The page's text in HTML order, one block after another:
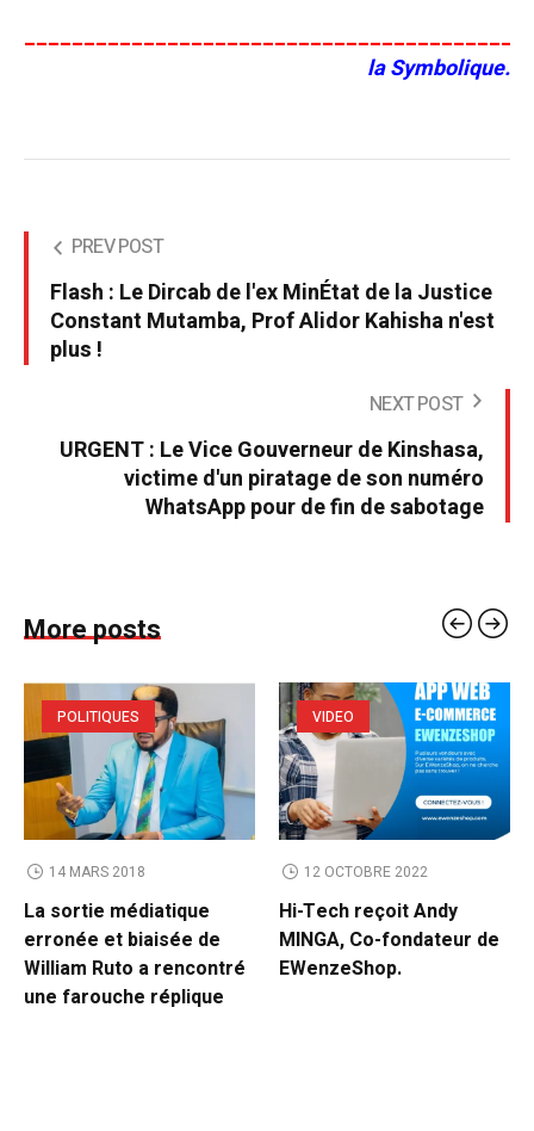
la Symbolique.
PREV POST
Flash : Le Dircab de l'ex MinÉtat de la Justice
Constant Mutamba, Prof Alidor Kahisha n'est
plus !
NEXT POST
URGENT : Le Vice Gouverneur de Kinshasa,
victime d'un piratage de son numéro
WhatsApp pour de fin de sabotage
More posts
POLITIQUES
14 MARS 2018
La sortie médiatique
erronée et biaisée de
William Ruto a rencontré
une farouche réplique
VIDEO
12 OCTOBRE 2022
Hi-Tech reçoit Andy
MINGA, Co-fondateur de
EWenzeShop.